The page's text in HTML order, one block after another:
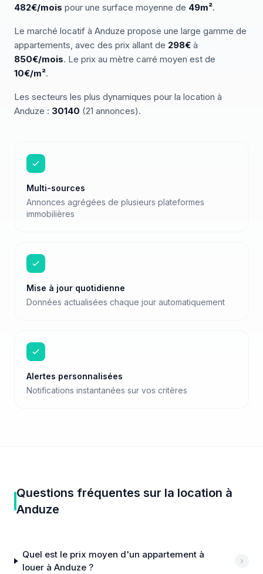
482€/mois pour une surface moyenne de 49m².
Le marché locatif à Anduze propose une large gamme de
appartements, avec des prix allant de 298€ à
850€/mois. Le prix au mètre carré moyen est de
10€/m².
Les secteurs les plus dynamiques pour la location à
Anduze : 30140 (21 annonces).
Multi-sources
Annonces agrégées de plusieurs plateformes
immobilières
Mise à jour quotidienne
Données actualisées chaque jour automatiquement
Alertes personnalisées
Notifications instantanées sur vos critères
Questions fréquentes sur la location à
Anduze
Quel est le prix moyen d'un appartement à
louer à Anduze ?